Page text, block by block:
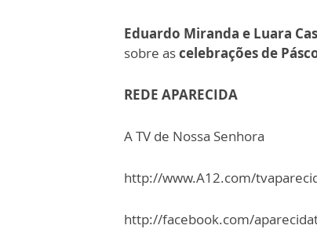
Eduardo Miranda e Luara
sobre ascelebrações de
REDE APARECIDA
A TV de Nossa Senhora
http://www.A12.com/
http://facebook.com/